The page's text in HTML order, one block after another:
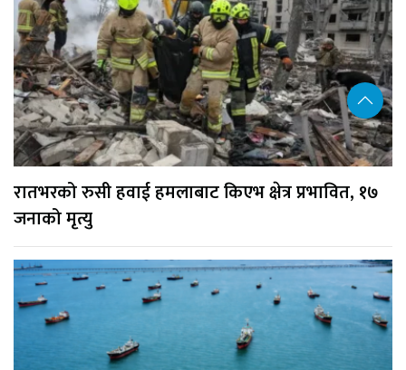
रातभरको रुसी हवाई हमलाबाट किएभ क्षेत्र प्रभावित, १७
जनाको मृत्यु